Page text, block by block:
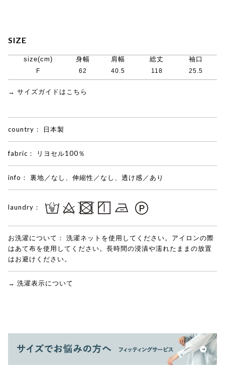
SIZE
size(cm) 身幅 肩幅 総丈 袖口
F 62 40.5 118 25.5
→ サイズガイドはこちら
country： 日本製
fabric： リヨセル100％
info： 裏地／なし、伸縮性／なし、透け感／あり
laundry：
お洗濯について：
洗濯ネットを使用してください。アイロンの際
はあて布を使用してください。長時間の浸漬や濡れたままの放置
はお避けください。
→ 洗濯表示について